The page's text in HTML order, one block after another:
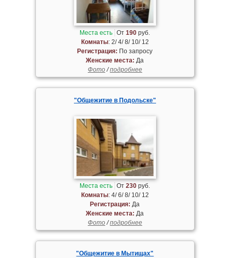
Места есть От190 руб.
Комнаты: 2/ 4/ 8/ 10/ 12
Регистрация: По запросу
Женские места: Да
Фото/подробнее
"Общежитие в Подольске"
Места есть От230 руб.
Комнаты: 4/ 6/ 8/ 10/ 12
Регистрация: Да
Женские места: Да
Фото/подробнее
"Общежитие в Мытищах"